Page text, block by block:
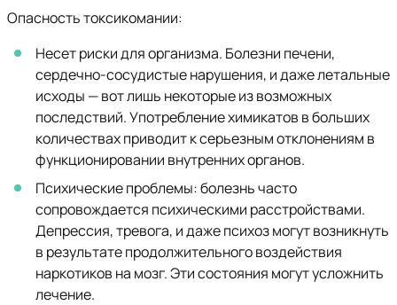
Опасность токсикомании:
Несет риски для организма. Болезни печени,
сердечно-сосудистые нарушения, и даже летальные
исходы — вот лишь некоторые из возможных
последствий. Употребление химикатов в больших
количествах приводит к серьезным отклонениям в
функционировании внутренних органов.
Психические проблемы: болезнь часто
сопровождается психическими расстройствами.
Депрессия, тревога, и даже психоз могут возникнуть
в результате продолжительного воздействия
наркотиков на мозг. Эти состояния могут усложнить
лечение.